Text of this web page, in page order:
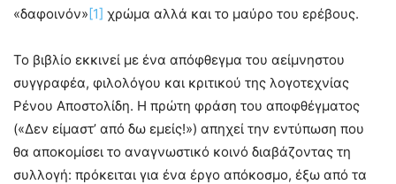
«δαφοινόν»[1] χρώμα αλλά και το μαύρο του ερέβους.
Το βιβλίο εκκινεί με ένα απόφθεγμα του αείμνηστου
συγγραφέα, φιλολόγου και κριτικού της λογοτεχνίας
Ρένου Αποστολίδη. Η πρώτη φράση του αποφθέγματος
(«Δεν είμαστ’ από δω εμείς!») απηχεί την εντύπωση που
θα αποκομίσει το αναγνωστικό κοινό διαβάζοντας τη
συλλογή: πρόκειται για ένα έργο απόκοσμο, έξω από τα